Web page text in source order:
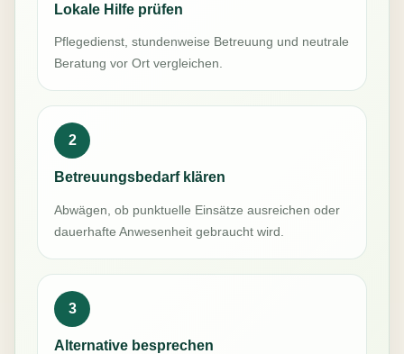
Lokale Hilfe prüfen
Pflegedienst, stundenweise Betreuung und neutrale
Beratung vor Ort vergleichen.
2
Betreuungsbedarf klären
Abwägen, ob punktuelle Einsätze ausreichen oder
dauerhafte Anwesenheit gebraucht wird.
3
Alternative besprechen